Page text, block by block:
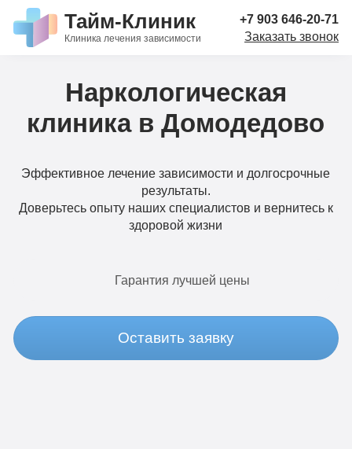
Тайм-Клиник
Клиника лечения зависимости
+7 903 646-20-71
Заказать звонок
Наркологическая
клиника в Домодедово
Эффективное лечение зависимости и долгосрочные
результаты.
Доверьтесь опыту наших специалистов и вернитесь к
здоровой жизни
Оставить заявку
Гарантия лучшей цены